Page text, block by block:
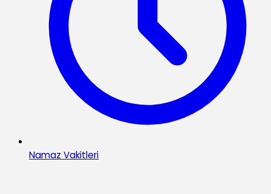
Namaz Vakitleri